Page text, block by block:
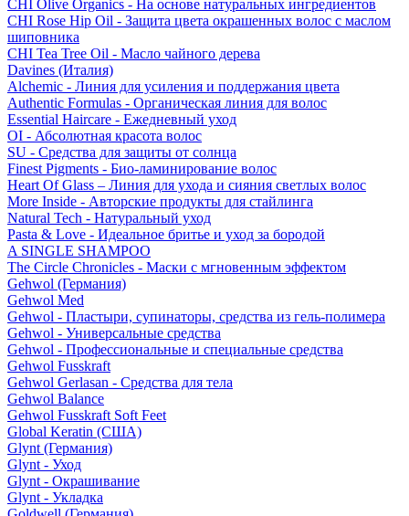
CHI Olive Organics - На основе натуральных ингредиентов
CHI Rose Hip Oil - Защита цвета окрашенных волос с маслом
шиповника
CHI Tea Tree Oil - Масло чайного дерева
Davines (Италия)
Alchemic - Линия для усиления и поддержания цвета
Authentic Formulas - Органическая линия для волос
Essential Haircare - Eжедневный уход
OI - Абсолютная красота волос
SU - Средства для защиты от солнца
Finest Pigments - Био-ламинирование волос
Heart Of Glass – Линия для ухода и сияния светлых волос
More Inside - Авторские продукты для стайлинга
Natural Tech - Натуральный уход
Pasta & Love - Идеальное бритье и уход за бородой
A SINGLE SHAMPOO
The Circle Chronicles - Маски с мгновенным эффектом
Gehwol (Германия)
Gehwol Med
Gehwol - Пластыри, супинаторы, средства из гель-полимера
Gehwol - Универсальные средства
Gehwol - Профессиональные и специальные средства
Gehwol Fusskraft
Gehwol Gerlasan - Средства для тела
Gehwol Balance
Gehwol Fusskraft Soft Feet
Global Keratin (США)
Glynt (Германия)
Glynt - Уход
Glynt - Окрашивание
Glynt - Укладка